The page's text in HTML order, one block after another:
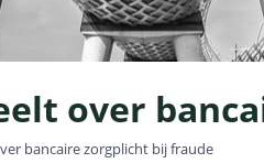
over
bancaire zorgplicht bij fraude